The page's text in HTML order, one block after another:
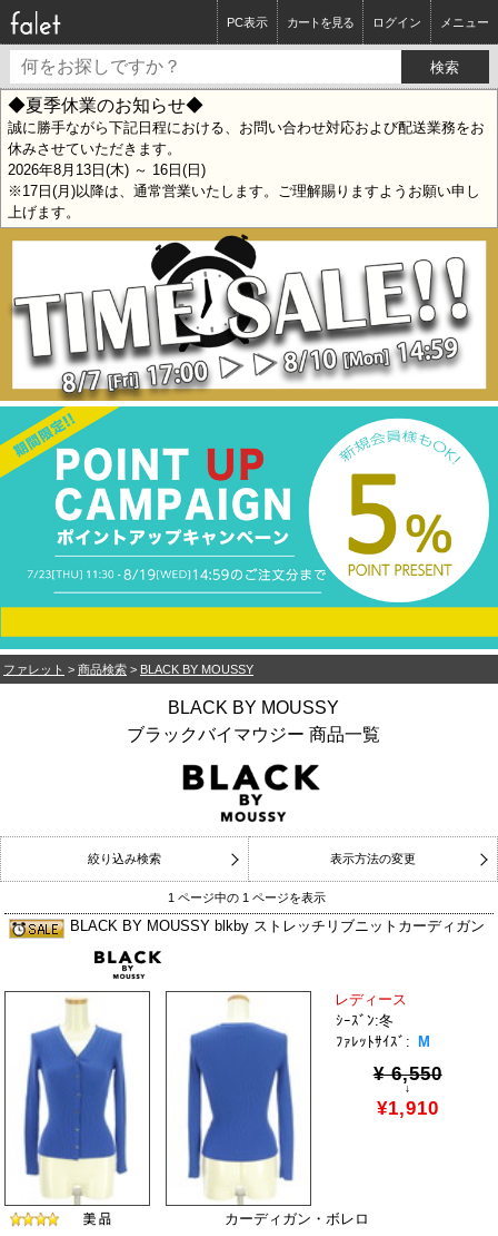
ログイン メニュー
カートを見る
PC表示
◆夏季休業のお知らせ◆
誠に勝手ながら下記日程における、お問い合わせ対応および配送業務をお
休みさせていただきます。
2026年8月13日(木) ～ 16日(日)
※17日(月)以降は、通常営業いたします。ご理解賜りますようお願い申し
上げます。
ファレット > 商品検索 > BLACK BY MOUSSY
BLACK BY MOUSSY
ブラックバイマウジー 商品一覧
絞り込み検索 表示方法の変更
1 ページ中の 1 ページを表示
BLACK BY MOUSSY blkby ストレッチリブニットカーディガン
レディース
ｼｰｽﾞﾝ:冬
ﾌｧﾚｯﾄｻｲｽﾞ:
M
¥ 6,550
↓
¥1,910
カーディガン・ボレロ